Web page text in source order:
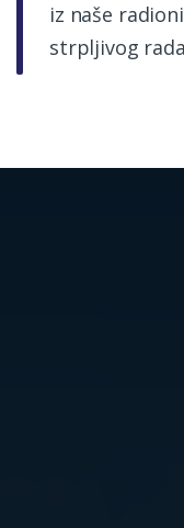
iz naše
strpljivog